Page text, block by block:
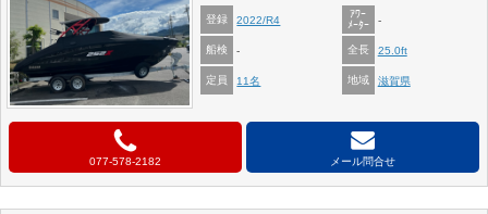
登録 2022/R4
ｱﾜｰ
ﾒｰﾀｰ
-
船検 - 全長 25.0ft
定員 11名 地域 滋賀県
077-578-2182 メール問合せ